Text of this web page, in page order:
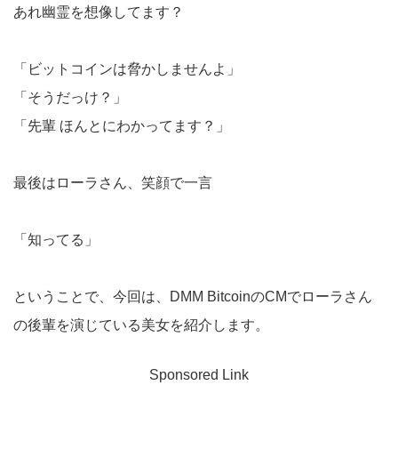
あれ幽霊を想像してます？
「ビットコインは脅かしませんよ」
「そうだっけ？」
「先輩 ほんとにわかってます？」
最後はローラさん、笑顔で一言
「知ってる」
ということで、今回は、DMM BitcoinのCMでローラさん
の後輩を演じている美女を紹介します。
Sponsored Link